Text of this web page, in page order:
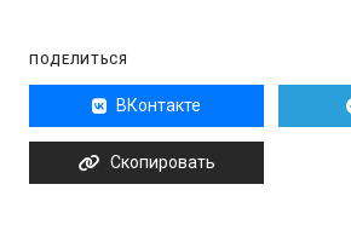
ПОДЕЛИТЬСЯ
ВКонтакте
Скопировать